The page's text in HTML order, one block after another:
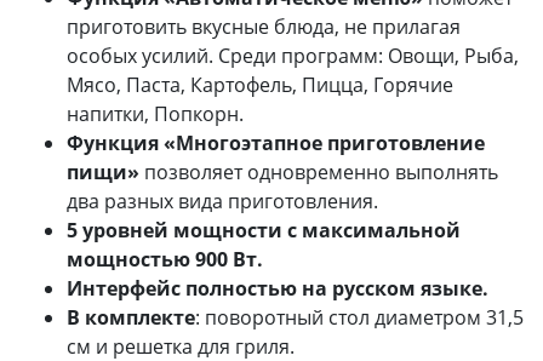
приготовить вкусные блюда, не прилагая
особых усилий. Среди программ: Овощи, Рыба,
Мясо, Паста, Картофель, Пицца, Горячие
напитки, Попкорн.
Функция «Многоэтапное приготовление
пищи» позволяет одновременно выполнять
два разных вида приготовления.
5 уровней мощности с максимальной
мощностью 900 Вт.
Интерфейс полностью на русском языке.
В комплекте: поворотный стол диаметром 31,5
см и решетка для гриля.